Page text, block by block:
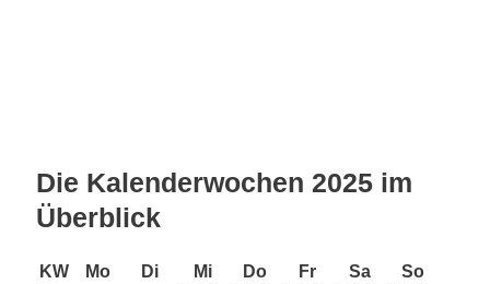
Die Kalenderwochen 2025 im
Überblick
KW Mo Di Mi Do Fr Sa
So